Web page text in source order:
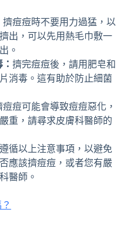
擠痘痘時不要用力過猛，以
出，可以先用熱毛巾敷一
。
擠完痘痘後，請用肥皂和
消毒。這有助於防止細菌
痘痘可能會導致痘痘惡化，
重，請尋求皮膚科醫師的
循以上注意事項，以避免
應該擠痘痘，或者您有嚴
醫師。